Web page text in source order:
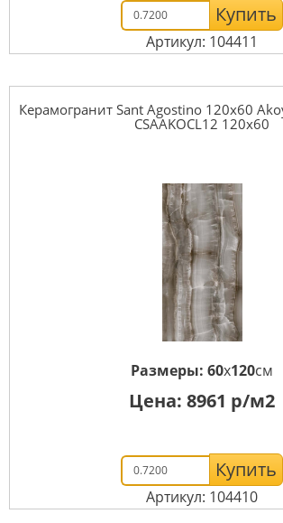
Купить
Артикул: 104411
Керамогранит Sant Agostino 120x60
CSAAKOCL12 120x60
Размеры: 60x120см
Цена: 8961 р/м2
Купить
Артикул: 104410